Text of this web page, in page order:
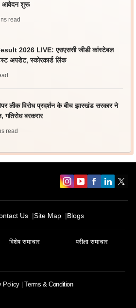
आवेदन शुरू
read
2026 LIVE: एसएससी जीडी कांस्टेबल
अपडेट, स्कोरकार्ड लिंक
विरोध प्रदर्शन के बीच झारखंड सरकार ने
गतिरोध बरकरार
read
Us Site Map Blogs
विशेष समाचार परीक्षा समाचार
Policy Terms & Condition